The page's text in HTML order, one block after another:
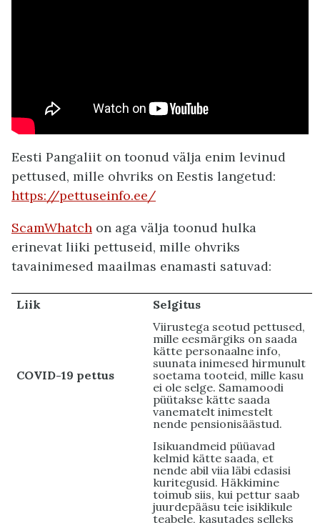
Eesti Pangaliit on toonud välja enim levinud
pettused, mille ohvriks on Eestis langetud:
https://pettuseinfo.ee/
ScamWhatch on aga välja toonud hulka
erinevat liiki pettuseid, mille ohvriks
tavainimesed maailmas enamasti satuvad:
Liik Selgitus
COVID-19 pettus
Viirustega seotud pettused,
mille eesmärgiks on saada
kätte personaalne info,
suunata inimesed hirmunult
soetama tooteid, mille kasu
ei ole selge. Samamoodi
püütakse kätte saada
vanematelt inimestelt
nende pensionisäästud.
Isikuandmeid püüavad
kelmid kätte saada, et
nende abil viia läbi edasisi
kuritegusid. Häkkimine
toimub siis, kui pettur saab
juurdepääsu teie isiklikule
teabele, kasutades selleks